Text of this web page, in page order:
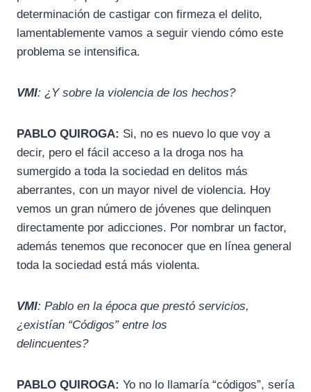
determinación de castigar con firmeza el delito,
lamentablemente vamos a seguir viendo cómo este
problema se intensifica.
VMI: ¿Y sobre la violencia de los hechos?
PABLO QUIROGA: Si, no es nuevo lo que voy a
decir, pero el fácil acceso a la droga nos ha
sumergido a toda la sociedad en delitos más
aberrantes, con un mayor nivel de violencia. Hoy
vemos un gran número de jóvenes que delinquen
directamente por adicciones. Por nombrar un factor,
además tenemos que reconocer que en línea general
toda la sociedad está más violenta.
VMI: Pablo en la época que prestó servicios,
¿existían “Códigos” entre los
delincuentes?
PABLO QUIROGA: Yo no lo llamaría “códigos”, sería